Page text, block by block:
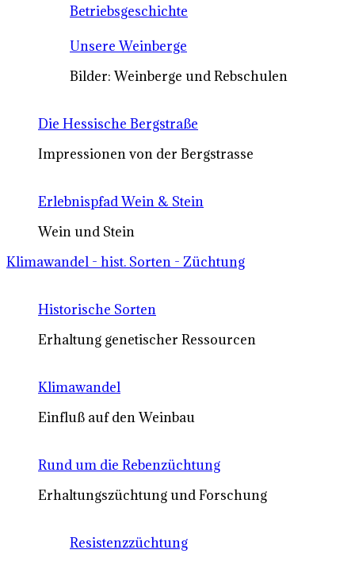
Betriebsgeschichte
Unsere Weinberge
Bilder: Weinberge und Rebschulen
Die Hessische Bergstraße
Impressionen von der Bergstrasse
Erlebnispfad Wein & Stein
Wein und Stein
Klimawandel - hist. Sorten - Züchtung
Historische Sorten
Erhaltung genetischer Ressourcen
Klimawandel
Einfluß auf den Weinbau
Rund um die Rebenzüchtung
Erhaltungszüchtung und Forschung
Resistenzzüchtung